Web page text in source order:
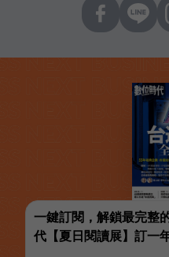
一鍵訂閱，解鎖最完整
代【夏日閱讀展】訂一